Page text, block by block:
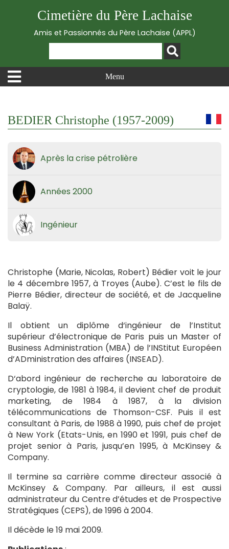
Cimetière du Père Lachaise
Amis et Passionnés du Père Lachaise (APPL)
Menu
BEDIER Christophe (1957-2009)
Après la crise pétrolière
Années 2000
Ingénieur
Christophe (Marie, Nicolas, Robert) Bédier voit le jour
le 4 décembre 1957, à Troyes (Aube). C’est le fils de
Pierre Bédier, directeur de société, et de Jacqueline
Balaÿ.
Il obtient un diplôme d‘ingénieur de l’Institut
supérieur d’électronique de Paris puis un Master of
Business Administration (MBA) de l’INStitut Européen
d’ADministration des affaires (INSEAD).
D‘abord ingénieur de recherche au laboratoire de
cryptologie, de 1981 à 1984, il devient chef de produit
marketing, de 1984 à 1987, à la division
télécommunications de Thomson-CSF. Puis il est
consultant à Paris, de 1988 à 1990, puis chef de projet
à New York (Etats-Unis, en 1990 et 1991, puis chef de
projet senior à Paris, jusqu’en 1995, à McKinsey &
Company.
Il termine sa carrière comme directeur associé à
McKinsey & Company. Par ailleurs, il est aussi
administrateur du Centre d’études et de Prospective
Stratégiques (CEPS), de 1996 à 2004.
Il décède le 19 mai 2009.